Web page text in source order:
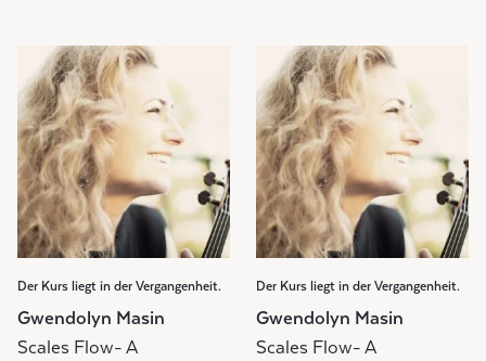
Der Kurs liegt in der Vergangenheit.
Gwendolyn Masin
Scales Flow- A
Der Kurs liegt in der Vergangenheit.
Gwendolyn Masin
Scales Flow- A